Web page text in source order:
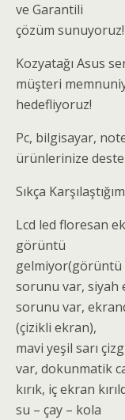
ve Garantili
çözüm sunuyoruz!
Kozyatağı Asus
müşteri
hedefliyoruz!
Pc, bilgisayar,
ürünlerinize
Sıkça
Lcd led floresan
görüntü
gelmiyor(görüntü
sorunu var, siyah
sorunu var,
(çizikli ekran),
mavi yeşil sarı
var, dokunmatik
kırık, iç ekran
su – çay – kola